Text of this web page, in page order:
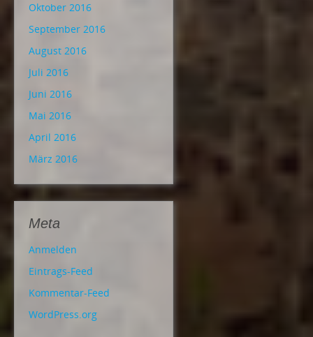
Oktober 2016
September 2016
August 2016
Juli 2016
Juni 2016
Mai 2016
April 2016
März 2016
Meta
Anmelden
Eintrags-Feed
Kommentar-Feed
WordPress.org